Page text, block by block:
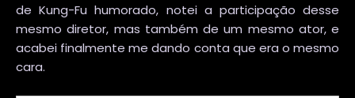
de Kung-Fu humorado, notei a participação desse
mesmo diretor, mas também de um mesmo ator, e
acabei finalmente me dando conta que era o mesmo
cara.